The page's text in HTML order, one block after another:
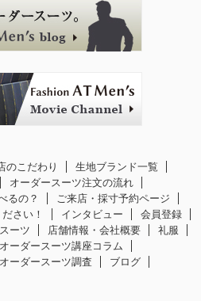
のこだわり
生地ブランド一覧
オーダースーツ注文の流れ
るの？
ご来店・採寸予約ページ
さい！
インタビュー
会員登録
ーツ 店舗情報・会社概要
礼服
オーダースーツ講座コラム
ーダースーツ調査 ブログ